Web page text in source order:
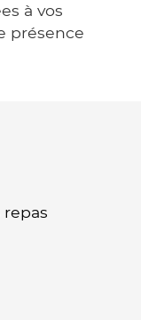
à vos
présence